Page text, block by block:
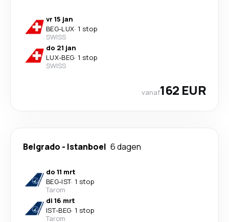
vr 15 jan
BEG-LUX· 1 stop
SWISS
do 21 jan
LUX-BEG· 1 stop
SWISS
vanaf162 EUR
Belgrado - Istanboel 6 dagen
do 11 mrt
BEG-IST· 1 stop
Tarom
di 16 mrt
IST-BEG· 1 stop
Tarom